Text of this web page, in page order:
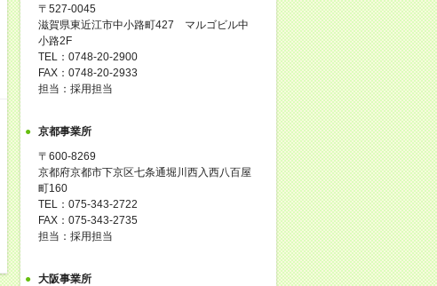
〒527-0045
滋賀県東近江市中小路町427 マルゴビル中
小路2F
TEL：0748-20-2900
FAX：0748-20-2933
担当：採用担当
京都事業所
〒600-8269
京都府京都市下京区七条通堀川西入西八百屋
町160
TEL：075-343-2722
FAX：075-343-2735
担当：採用担当
大阪事業所